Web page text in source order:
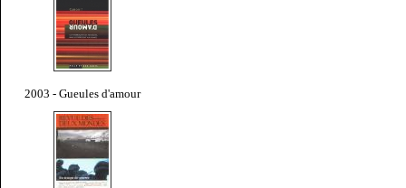
2003 - Gueules d'amour